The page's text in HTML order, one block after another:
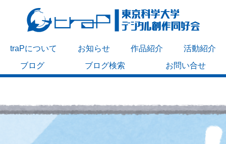
traPについて お知らせ 作品紹介
活動紹介
ブログ
ブログ検索 お問い合せ